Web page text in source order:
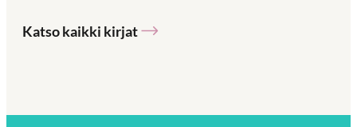
Katso kaikki kirjat